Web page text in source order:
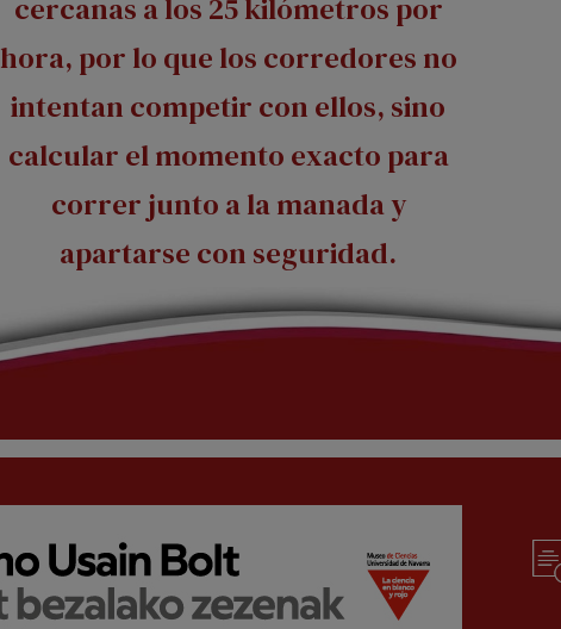
cercanas a los 25 kilómetros por
hora, por lo que los corredores no
intentan competir con ellos, sino
calcular el momento exacto para
correr junto a la manada y
apartarse con seguridad.